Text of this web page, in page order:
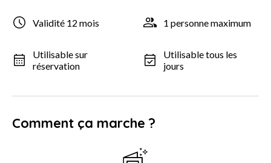
Validité 12 mois 1 personne maximum
Utilisable sur
réservation
Utilisable tous les
jours
Comment ça marche ?